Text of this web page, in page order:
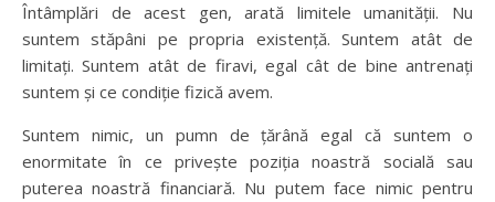
Întâmplări de acest gen, arată limitele umanității. Nu
suntem stăpâni pe propria existență. Suntem atât de
limitați. Suntem atât de firavi, egal cât de bine antrenați
suntem și ce condiție fizică avem.
Suntem nimic, un pumn de țărână egal că suntem o
enormitate în ce privește poziția noastră socială sau
puterea noastră financiară. Nu putem face nimic pentru